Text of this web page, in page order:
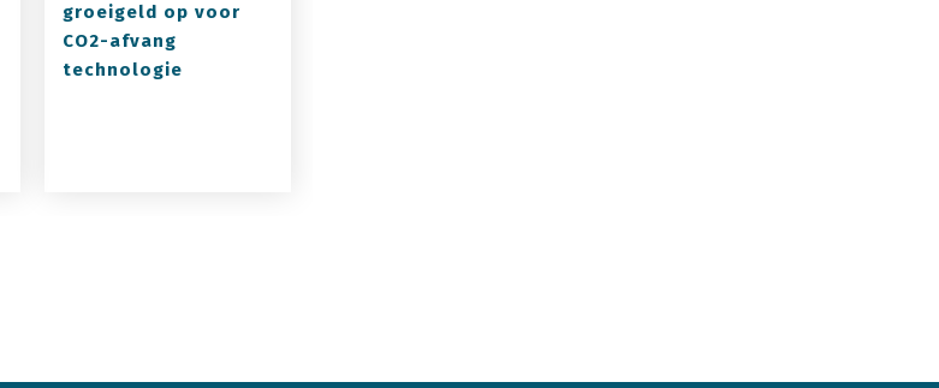
groeigeld op voor
CO2-afvang
technologie